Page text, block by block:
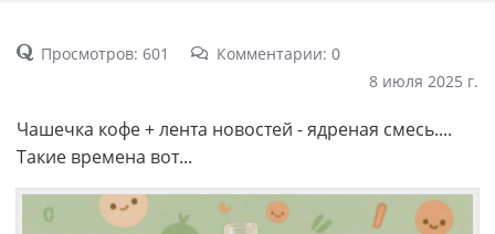
Просмотров: 601
Комментарии: 0
8 июля 2025 г.
Чашечка кофе + лента новостей - ядреная смесь....
Такие времена вот...